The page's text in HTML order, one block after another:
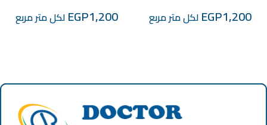
EGP1,200 لكل متر مربع
EGP1,200 لكل متر مربع